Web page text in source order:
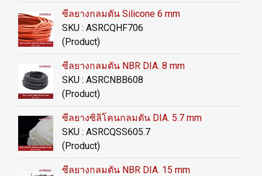
ซีลยางกลมตัน Silicone 6 mm
SKU : ASRCQHF706
(Product)
ซีลยางกลมตัน NBR DIA. 8 mm
SKU : ASRCNBB608
(Product)
ซีลยางซิลิโคนกลมตัน DIA. 5.7 mm
SKU : ASRCQSS605.7
(Product)
ซีลยางกลมตัน NBR DIA. 15 mm